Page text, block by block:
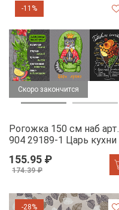
-11%
Скоро закончится
Рогожка 150 см наб арт.
904 29189-1 Царь кухни
155.95 ₽
174.39 ₽
-28%